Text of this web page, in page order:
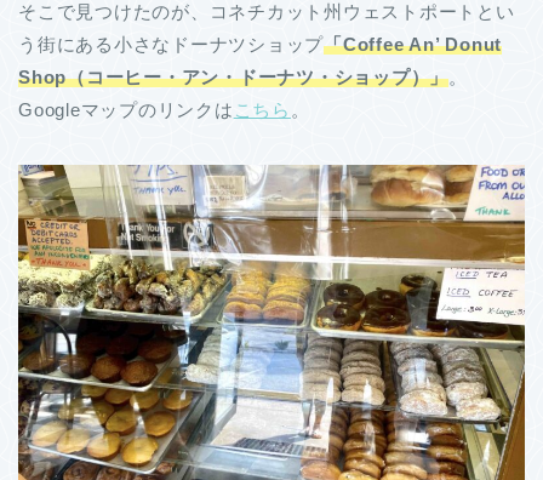
そこで見つけたのが、コネチカット州ウェストポートとい
う街にある小さなドーナツショップ「Coffee An’ Donut
Shop（コーヒー・アン・ドーナツ・ショップ）」。
Googleマップのリンクは こちら 。